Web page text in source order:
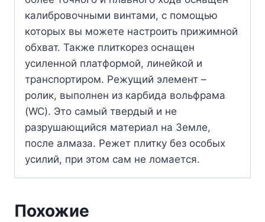
калибровочными винтами, с помощью
которых вы можете настроить прижимной
обхват. Также плиткорез оснащен
усиленной платформой, линейкой и
транспортиром. Режущий элемент –
ролик, выполнен из карбида вольфрама
(WC). Это самый твердый и не
разрушающийся материал на Земле,
после алмаза. Режет плитку без особых
усилий, при этом сам не ломается.
Похожие